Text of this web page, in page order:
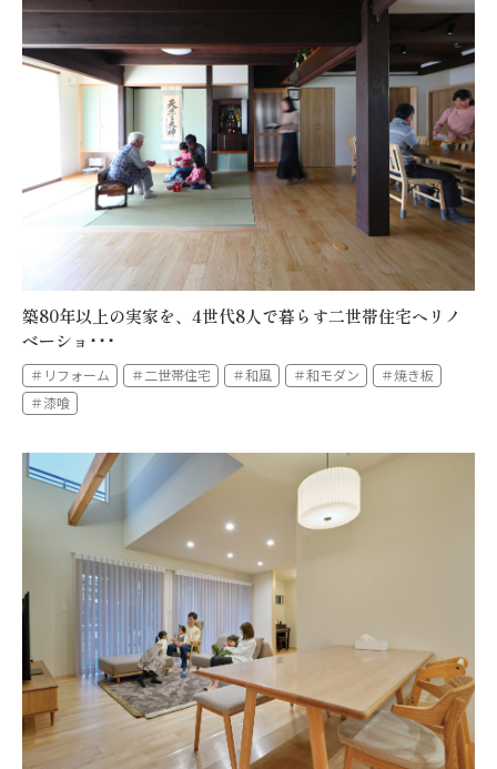
築80年以上の実家を、4世代8人で暮らす二世帯住宅へリノ
ベーショ･･･
＃リフォーム ＃二世帯住宅 ＃和風 ＃和モダン
＃焼き板
＃漆喰